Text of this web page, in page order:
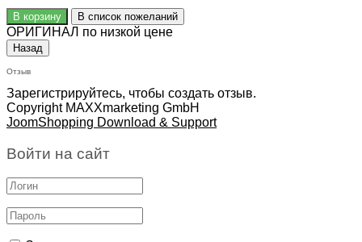
ОРИГИНАЛ по низкой цене
Отзыв
Зарегистрируйтесь, чтобы создать отзыв.
Copyright MAXXmarketing GmbH
JoomShopping Download & Support
Войти на сайт